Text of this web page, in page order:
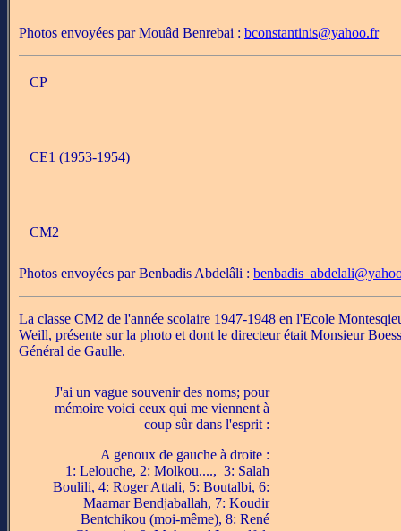
Photos envoyées par Mouâd Benrebai : bconstantinis@yahoo.fr
CP
CE1 (1953-1954)
CM2
Photos envoyées par Benbadis Abdelâli :
La classe CM2 de l'année scolaire 1947-1948 en l'Ecole
Weill, présente sur la photo et dont le directeur était Monsieur
Général de Gaulle.
J'ai un vague souvenir des noms; pour
mémoire voici ceux qui me viennent à
coup sûr dans l'esprit :
A genoux de gauche à droite :
1: Lelouche, 2: Molkou...., 3: Salah
Boulili, 4: Roger Attali, 5: Boutalbi, 6:
Maamar Bendjaballah, 7: Koudir
Bentchikou (moi-même), 8: René